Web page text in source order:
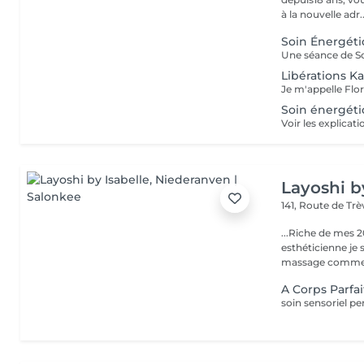
à la nouvelle
Soin
Libérations
Soin
Layoshi
141, Route de
...Riche de mes
esthéticienne je
massage
A Corps